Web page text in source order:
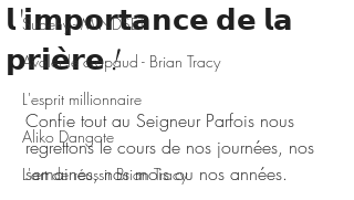
Sudehy - MINDSET
Avaler le crapaud - Brian Tracy
L'esprit millionnaire
Aliko Dangote
L'art de réussir Brian Tracy
𝗹'𝗶𝗺𝗽𝗼𝗿𝘁𝗮𝗻𝗰𝗲 𝗱𝗲 𝗹𝗮
𝗽𝗿𝗶𝗲̀𝗿𝗲 !
Confie tout au Seigneur Parfois nous
regrettons le cours de nos journées, nos
semaines, nos mois ou nos années.